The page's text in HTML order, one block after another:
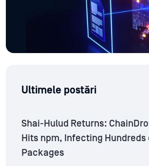
Ultimele postări
Shai-Hulud Returns:
Hits npm, Infecting Hundreds
Packages